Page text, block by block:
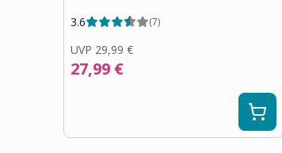
3.6 (7)
UVP 29,99 €
27,99 €